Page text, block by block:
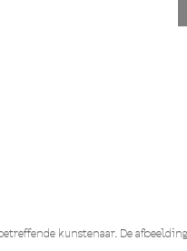
kunstenaar. De